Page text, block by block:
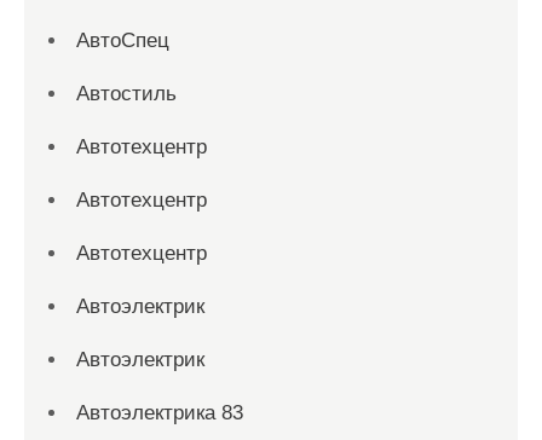
АвтоСпец
Автостиль
Автотехцентр
Автотехцентр
Автотехцентр
Автоэлектрик
Автоэлектрик
Автоэлектрика 83